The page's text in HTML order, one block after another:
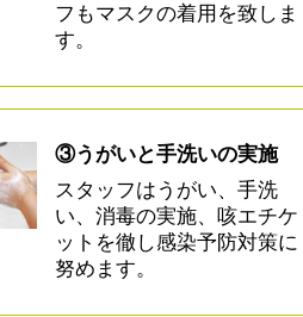
フもマスクの着用を致しま
す。
③うがいと手洗いの実施
スタッフはうがい、手洗
い、消毒の実施、咳エチケ
ットを徹し感染予防対策に
努めます。